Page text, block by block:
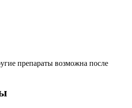
препараты возможна после